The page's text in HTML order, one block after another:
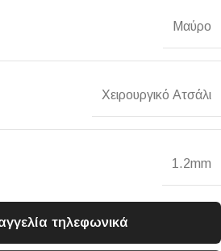
Μαύρο
Χειρουργικό Ατσάλι
1.2mm
τηλεφωνικά